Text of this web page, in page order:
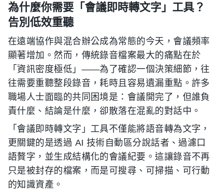
為什麼你需要「會議即時轉文字」工具？
告別低效重聽
在遠端協作與混合辦公成為常態的今天，會議頻率
顯著增加。然而，傳統錄音檔案最大的痛點在於
「資訊密度極低」——為了確認一個決策細節，往
往需要重聽整段錄音，耗時且容易遺漏重點。許多
職場人士面臨的共同困境是：會議開完了，但誰負
責什麼、結論是什麼，卻散落在混亂的對話中。
「會議即時轉文字」工具不僅能將語音轉為文字，
更關鍵的是透過 AI 技術自動區分說話者、過濾口
語贅字，並生成結構化的會議紀要。這讓錄音不再
只是被封存的檔案，而是可搜尋、可掃描、可行動
的知識資產。